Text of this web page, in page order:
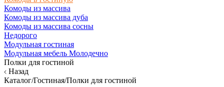
Комоды из массива
Комоды из массива дуба
Комоды из массива сосны
Недорого
Модульная гостиная
Модульная мебель Молодечно
Полки для гостиной
Назад
Каталог/Гостиная/Полки для гостиной